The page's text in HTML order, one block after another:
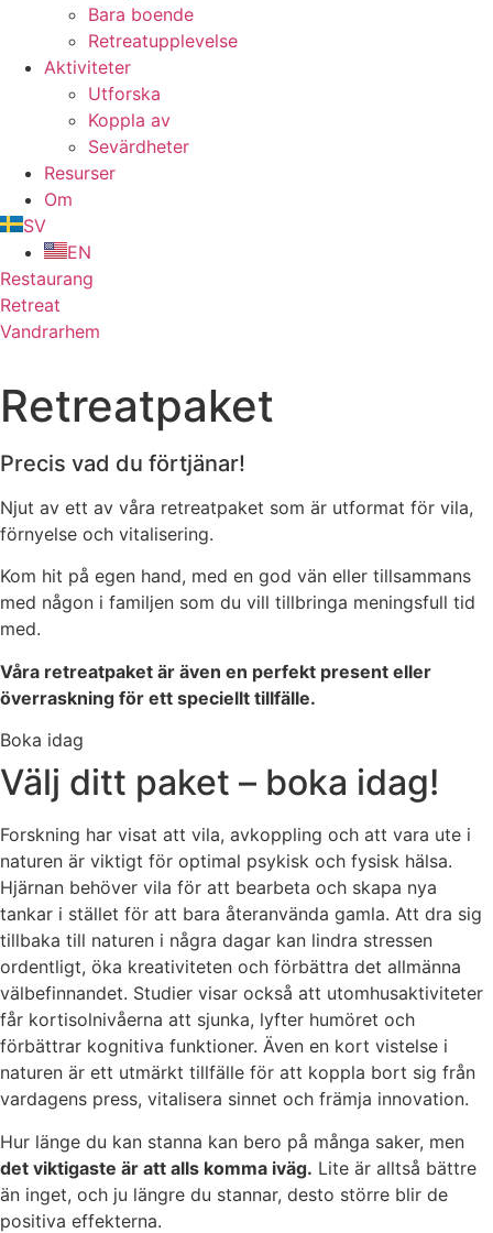
Bara boende
Retreatupplevelse
Aktiviteter
Utforska
Koppla av
Sevärdheter
Resurser
Om
SV
EN
Restaurang
Retreat
Vandrarhem
Retreatpaket
Precis vad du förtjänar!
Njut av ett av våra retreatpaket som är utformat för vila,
förnyelse och vitalisering.
Kom hit på egen hand, med en god vän eller tillsammans
med någon i familjen som du vill tillbringa meningsfull tid
med.
Våra retreatpaket är även en perfekt present eller
överraskning för ett speciellt tillfälle.
Boka idag
Välj ditt paket – boka idag!
Forskning har visat att vila, avkoppling och att vara ute i
naturen är viktigt för optimal psykisk och fysisk hälsa.
Hjärnan behöver vila för att bearbeta och skapa nya
tankar i stället för att bara återanvända gamla. Att dra sig
tillbaka till naturen i några dagar kan lindra stressen
ordentligt, öka kreativiteten och förbättra det allmänna
välbefinnandet. Studier visar också att utomhusaktiviteter
får kortisolnivåerna att sjunka, lyfter humöret och
förbättrar kognitiva funktioner. Även en kort vistelse i
naturen är ett utmärkt tillfälle för att koppla bort sig från
vardagens press, vitalisera sinnet och främja innovation.
Hur länge du kan stanna kan bero på många saker, men
det viktigaste är att alls komma iväg. Lite är alltså bättre
än inget, och ju längre du stannar, desto större blir de
positiva effekterna.